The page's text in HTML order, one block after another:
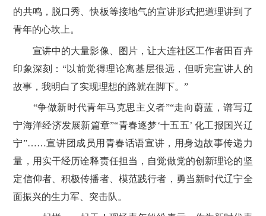
的共鸣，脱口秀、快板等接地气的宣讲形式把道理讲到了
青年的心坎上。
宣讲中的大量影像、图片，让大连社区工作者田百卉
印象深刻：“以前觉得理论离基层很远，但听完宣讲人的
故事，我明白了实现理想的路就在脚下。”
“争做新时代青年马克思主义者”“走向蔚蓝，谱写辽
宁海洋经济发展新篇章”“青春逐梦‘十五五’ 化工报国兴辽
宁”……宣讲团成员用青春话语宣讲，用身边故事传递力
量，用实干经历诠释责任担当，自觉做党的创新理论的坚
定信仰者、积极传播者、模范践行者，勇当新时代辽宁全
面振兴的生力军、突击队。